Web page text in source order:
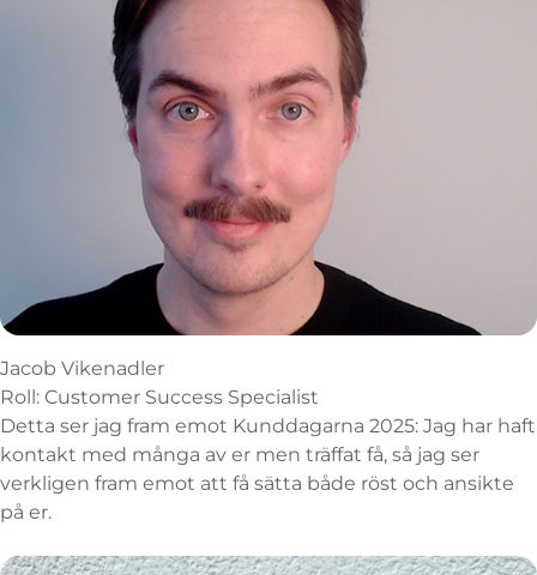
Jacob Vikenadler
Roll: Customer Success Specialist
Detta ser jag fram emot Kunddagarna 2025: Jag har haft
kontakt med många av er men träffat få, så jag ser
verkligen fram emot att få sätta både röst och ansikte
på er.